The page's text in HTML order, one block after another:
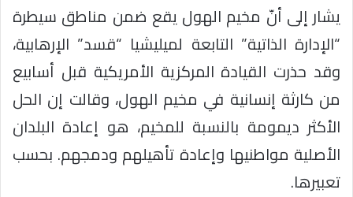
يشار إلى أنّ مخيم الهول يقع ضمن مناطق سيطرة
“الإدارة الذاتية” التابعة لميليشيا “قسد” الإرهابية،
وقد حذرت القيادة المركزية الأمريكية قبل أسابيع
من كارثة إنسانية في مخيم الهول، وقالت إن الحل
الأكثر ديمومة بالنسبة للمخيم، هو إعادة البلدان
الأصلية مواطنيها وإعادة تأهيلهم ودمجهم. بحسب
تعبيرها.